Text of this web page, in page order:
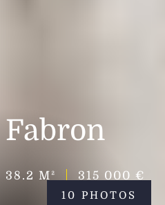
38.2 M² 315 000 €
10 PHOTOS